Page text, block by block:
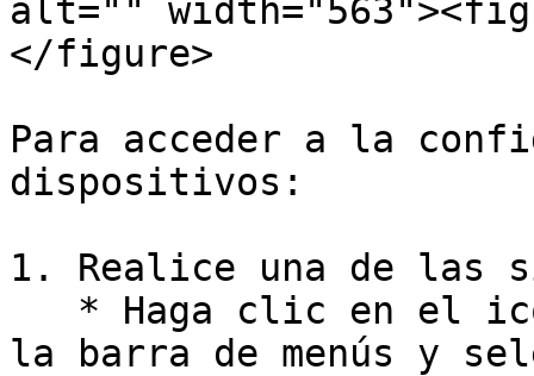
alt=""
</figure>
Para acceder a la
dispositivos:
1. Realice una de las
la barra de menús y